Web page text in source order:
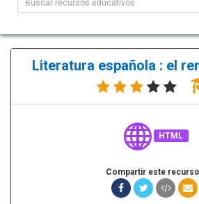
Literatura española : el
HTML
Compartir este